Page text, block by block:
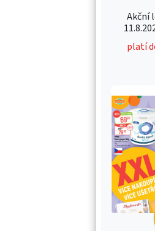
Akční
platí